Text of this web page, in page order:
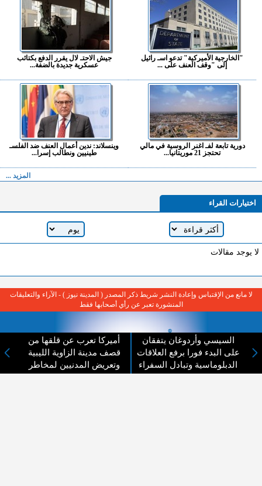
"الخارجية الأميركية" تدعو اسـ رائيل
إلى "وقف العنف على ...
جيش الاحتـ لال يقرر الدفع بكتائب
عسكرية جديدة بالضفة...
دورية تابعة لفـ اغنر الروسية في مالي
تحتجز 21 موريتانيا...
وينسلاند: ندين أعمال العنف ضد الفلسـ
طينيين ونطالب إسرا...
المزيد ...
اختيارات القراء
لا يوجد مقالات
السيسي وأردوغان يتفقان
على البدء فورا برفع العلاقات
الدبلوماسية وتبادل السفراء
أميركا تعرب عن قلقها من
قصف مدينة الزاوية الليبية
وتعريض المدنيين لمخاطر
لا مانع من الإقتباس وإعادة النشر شريط ذكر المصدر ( المدينة نيوز ) - الآراء والتعليقات
المنشورة تعبر عن رأي أصحابها فقط